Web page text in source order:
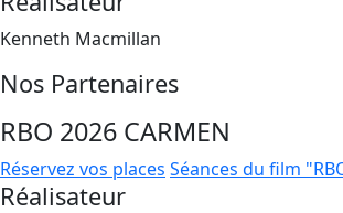
Kenneth Macmillan
Nos Partenaires
RBO 2026 CARMEN
Réservez vos places Séances du film
Réalisateur